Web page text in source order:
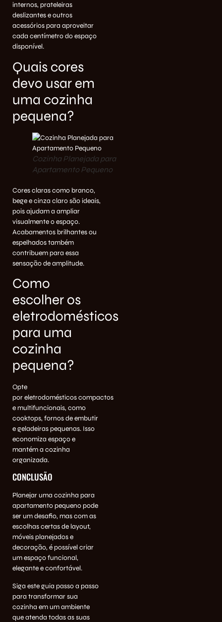
internos, prateleiras
deslizantes e outros
acessórios para aproveitar
cada centímetro do espaço
disponível.
Quais cores
devo usar em
uma cozinha
pequena?
Cozinha Planejada para
Apartamento Pequeno
Cores claras como branco,
bege e cinza claro são ideais,
pois ajudam a ampliar
visualmente o espaço.
Acabamentos brilhantes ou
espelhados também
contribuem para essa
sensação de amplitude.
Como
escolher os
eletrodomésticos
para uma
cozinha
pequena?
Opte
poreletrodomésticoscompactos
e multifuncionais, como
cooktops, fornos de embutir
e geladeiras pequenas. Isso
economiza espaço e
mantém a cozinha
organizada.
CONCLUSÃO
Planejar uma cozinha para
apartamento pequeno pode
ser um desafio, mas com as
escolhas certas de layout,
móveis planejados e
decoração, é possível criar
um espaço funcional,
elegante e confortável.
Siga este guia passo a passo
para transformar sua
cozinha em um ambiente
que atenda todas as suas